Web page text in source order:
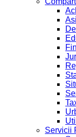
Servicii